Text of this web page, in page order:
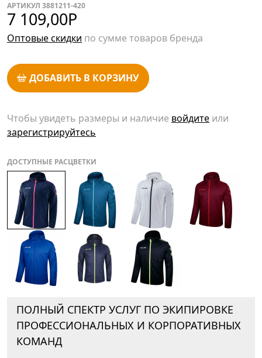
АРТИКУЛ 3881211-420
7 109,00Р
Оптовые скидки по сумме товаров бренда
ДОБАВИТЬ В КОРЗИНУ
Чтобы увидеть размеры и наличие войдите или
зарегистрируйтесь
ДОСТУПНЫЕ РАСЦВЕТКИ
ПОЛНЫЙ СПЕКТР УСЛУГ ПО ЭКИПИРОВКЕ
ПРОФЕССИОНАЛЬНЫХ И КОРПОРАТИВНЫХ
КОМАНД